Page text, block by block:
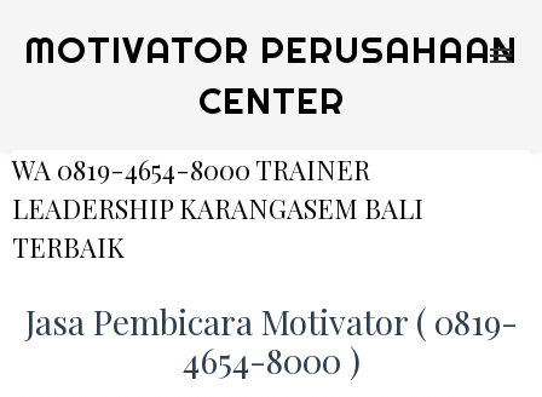
MOTIVATOR PERUSAHAAN
CENTER
WA 0819-4654-8000 TRAINER
LEADERSHIP KARANGASEM BALI
TERBAIK
Jasa Pembicara Motivator ( 0819-
4654-8000 )